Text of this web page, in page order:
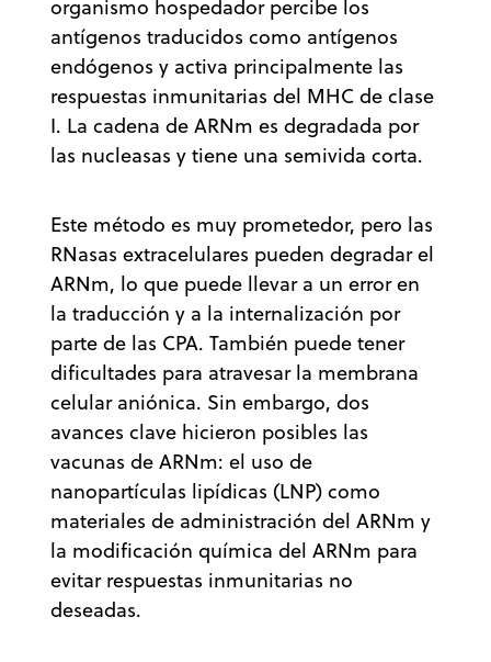
organismo hospedador percibe los
antígenos traducidos como antígenos
endógenos y activa principalmente las
respuestas inmunitarias del MHC de clase
I. La cadena de ARNm es degradada por
las nucleasas y tiene una semivida corta.
Este método es muy prometedor, pero las
RNasas extracelulares pueden degradar el
ARNm, lo que puede llevar a un error en
la traducción y a la internalización por
parte de las CPA. También puede tener
dificultades para atravesar la membrana
celular aniónica. Sin embargo, dos
avances clave hicieron posibles las
vacunas de ARNm: el uso de
nanopartículas lipídicas (LNP) como
materiales de administración del ARNm y
la modificación química del ARNm para
evitar respuestas inmunitarias no
deseadas.